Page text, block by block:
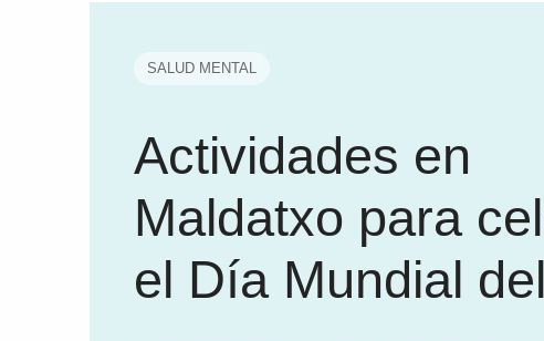
SALUD MENTAL
Actividades en
Maldatxo para
el Día Mundial